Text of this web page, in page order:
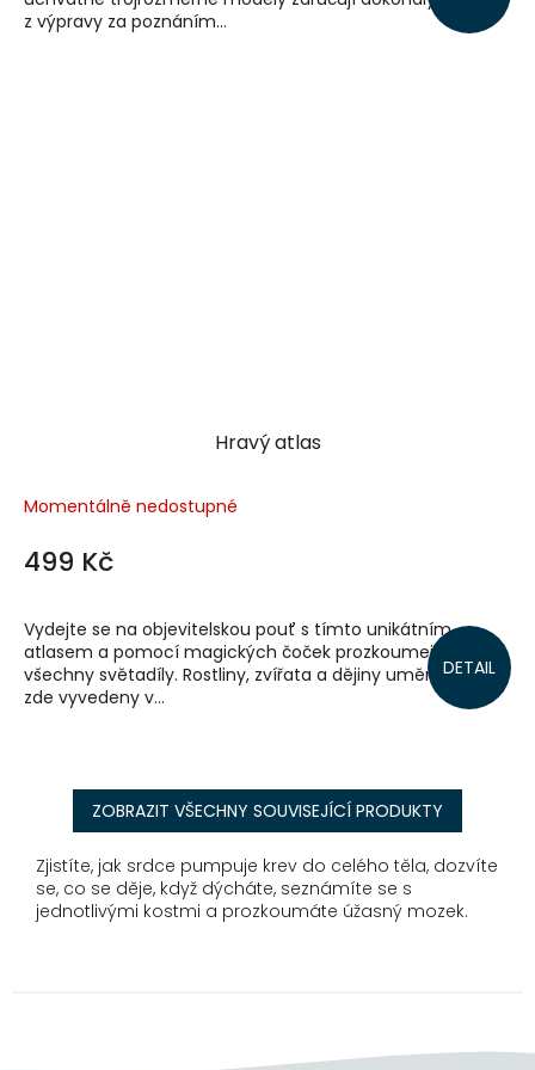
z výpravy za poznáním...
Hravý atlas
Momentálně nedostupné
499 Kč
DETAIL
Vydejte se na objevitelskou pouť s tímto unikátním
atlasem a pomocí magických čoček prozkoumejte
všechny světadíly. Rostliny, zvířata a dějiny umění jsou
zde vyvedeny v...
ZOBRAZIT VŠECHNY SOUVISEJÍCÍ PRODUKTY
Zjistíte, jak srdce pumpuje krev do celého těla, dozvíte
se, co se děje, když dýcháte, seznámíte se s
jednotlivými kostmi a prozkoumáte úžasný mozek.